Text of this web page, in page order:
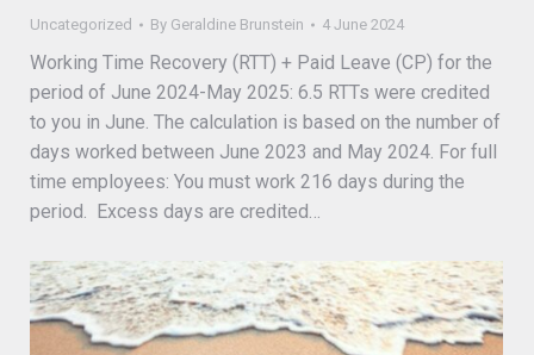
Uncategorized By Geraldine Brunstein 4 June 2024
Working Time Recovery (RTT) + Paid Leave (CP) for the
period of June 2024-May 2025: 6.5 RTTs were credited
to you in June. The calculation is based on the number of
days worked between June 2023 and May 2024. For full
time employees: You must work 216 days during the
period. Excess days are credited…